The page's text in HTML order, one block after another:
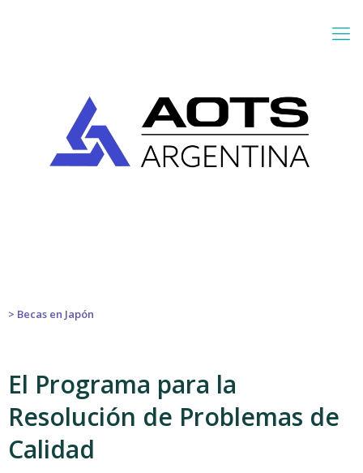
> Becas en Japón
El Programa para la
Resolución de Problemas de
Calidad